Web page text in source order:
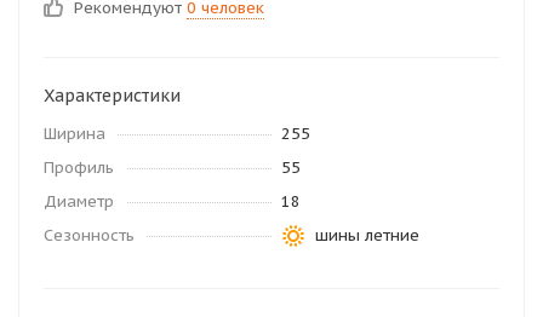
Рекомендуют 0 человек
Характеристики
Ширина
255
Профиль
55
Диаметр
18
Сезонность
шины летние